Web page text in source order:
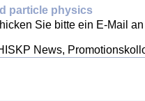
particle physics
Sie bitte ein E-Mail an
News,